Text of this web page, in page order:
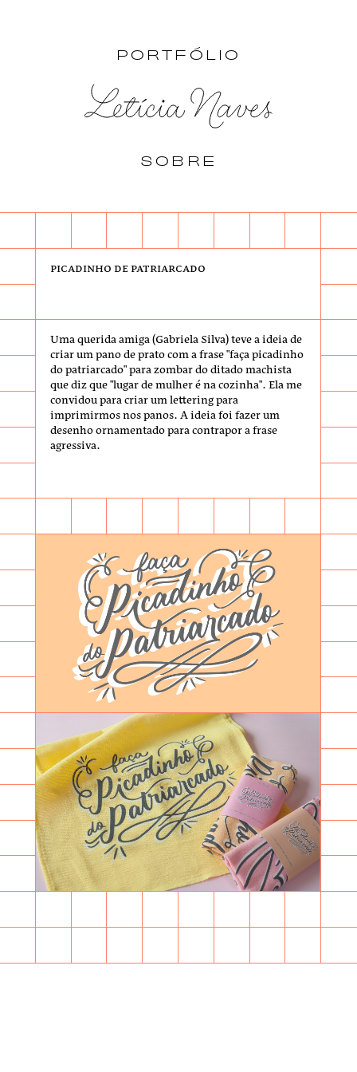
PORTFÓLIO
SOBRE
Picadinho de Patriarcado
Uma querida amiga (Gabriela Silva) teve a ideia de
criar um pano de prato com a frase "faça picadinho
do patriarcado" para zombar do ditado machista
que diz que "lugar de mulher é na cozinha". Ela me
convidou para criar um lettering para
imprimirmos nos panos. A ideia foi fazer um
desenho ornamentado para contrapor a frase
agressiva.